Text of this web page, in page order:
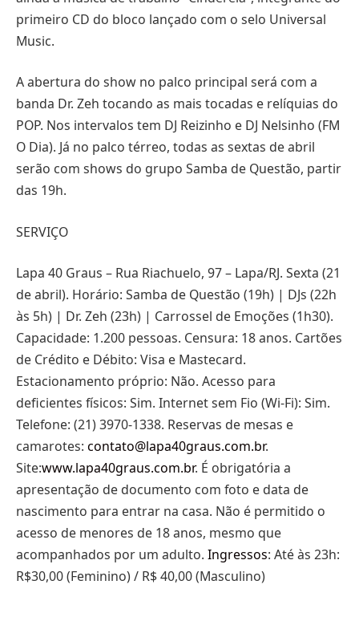
primeiro CD do bloco lançado com o selo Universal
Music.
A abertura do show no palco principal será com a
banda Dr. Zeh tocando as mais tocadas e relíquias do
POP. Nos intervalos tem DJ Reizinho e DJ Nelsinho (FM
O Dia). Já no palco térreo, todas as sextas de abril
serão com shows do grupo Samba de Questão, partir
das 19h.
SERVIÇO
Lapa 40 Graus – Rua Riachuelo, 97 – Lapa/RJ. Sexta (21
de abril). Horário: Samba de Questão (19h) | DJs (22h
às 5h) | Dr. Zeh (23h) | Carrossel de Emoções (1h30).
Capacidade: 1.200 pessoas. Censura: 18 anos. Cartões
de Crédito e Débito: Visa e Mastecard.
Estacionamento próprio: Não. Acesso para
deficientes físicos: Sim. Internet sem Fio (Wi-Fi): Sim.
Telefone: (21) 3970-1338. Reservas de mesas e
camarotes: contato@lapa40graus.com.br.
Site:www.lapa40graus.com.br. É obrigatória a
apresentação de documento com foto e data de
nascimento para entrar na casa. Não é permitido o
acesso de menores de 18 anos, mesmo que
acompanhados por um adulto. Ingressos: Até às 23h:
R$30,00 (Feminino) / R$ 40,00 (Masculino)